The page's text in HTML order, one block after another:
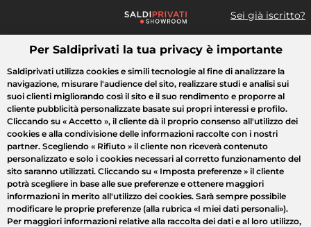
Sei già iscritto?
Cosa cerchi?
Tutte le vendite Moda Casa Bellezza Elettrodomestici
Per Saldiprivati la tua privacy è importante
Saldiprivati utilizza cookies e simili tecnologie al fine di analizzare la
navigazione, misurare l'audience del sito, realizzare studi e analisi sui
suoi clienti migliorando così il sito e il suo rendimento e proporre al
cliente pubblicità personalizzate basate sui propri interessi e profilo.
Cliccando su « Accetto », il cliente dà il proprio consenso all'utilizzo dei
cookies e alla condivisione delle informazioni raccolte con i nostri
partner. Scegliendo « Rifiuto » il cliente non riceverà contenuto
personalizzato e solo i cookies necessari al corretto funzionamento del
sito saranno utilizzati. Cliccando su « Imposta preferenze » il cliente
potrà scegliere in base alle sue preferenze e ottenere maggiori
informazioni in merito all'utilizzo dei cookies. Sarà sempre possibile
modificare le proprie preferenze (alla rubrica «I miei dati personali»).
Per maggiori informazioni relative alla raccolta dei dati e al loro utilizzo,